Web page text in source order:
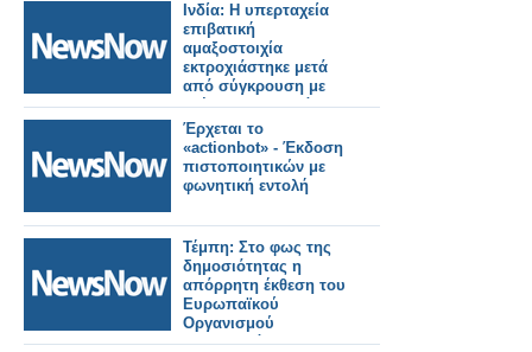
Ινδία: Η υπερταχεία
επιβατική
αμαξοστοιχία
εκτροχιάστηκε μετά
από σύγκρουση με
τρένο εμπορευμάτων
κοντά στο Ajmer
Έρχεται το
«actionbot» - Έκδοση
πιστοποιητικών με
φωνητική εντολή
Τέμπη: Στο φως της
δημοσιότητας η
απόρρητη έκθεση του
Ευρωπαϊκού
Οργανισμού
Σιδηροδρόμων